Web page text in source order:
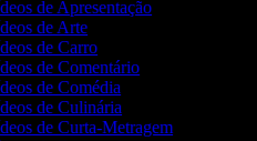
de Apresentação
de Arte
de Carro
de Comentário
de Comédia
de Culinária
de Curta-Metragem